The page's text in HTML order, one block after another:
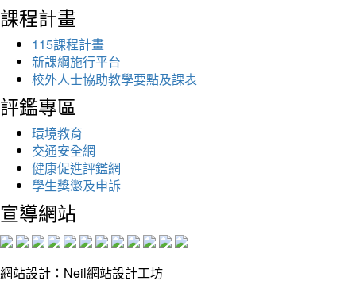
課程計畫
115課程計畫
新課綱施行平台
校外人士協助教學要點及課表
評鑑專區
環境教育
交通安全網
健康促進評鑑網
學生獎懲及申訴
宣導網站
網站設計：Neil網站設計工坊